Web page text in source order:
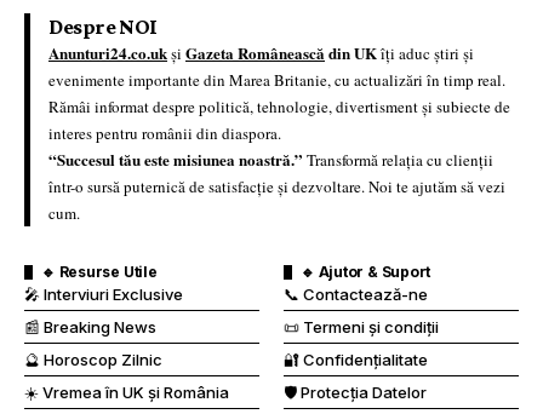
Despre NOI
Anunturi24.co.ukși Gazeta Româneascădin UKîți aduc știri și
evenimente importante din Marea Britanie, cu actualizări în timp real.
Rămâi informat despre politică, tehnologie, divertisment și subiecte de
interes pentru românii din diaspora.
“Succesul tău este misiunea noastră.” Transformă relația cu clienții
într-o sursă puternică de satisfacție și dezvoltare. Noi te ajutăm să vezi
cum.
🔹 Resurse Utile
🎤 Interviuri Exclusive
📰 Breaking News
🔮 Horoscop Zilnic
☀️ Vremea în UK și România
🔹 Ajutor & Suport
📞 Contactează-ne
📜 Termeni și condiții
🔐 Confidențialitate
🛡️ Protecția Datelor